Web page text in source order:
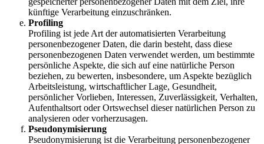
künftige Verarbeitung einzuschränken.
Profiling
Profiling ist jede Art der automatisierten Verarbeitung
personenbezogener Daten, die darin besteht, dass diese
personenbezogenen Daten verwendet werden, um bestimmte
persönliche Aspekte, die sich auf eine natürliche Person
beziehen, zu bewerten, insbesondere, um Aspekte bezüglich
Arbeitsleistung, wirtschaftlicher Lage, Gesundheit,
persönlicher Vorlieben, Interessen, Zuverlässigkeit, Verhalten,
Aufenthaltsort oder Ortswechsel dieser natürlichen Person zu
analysieren oder vorherzusagen.
Pseudonymisierung
Pseudonymisierung ist die Verarbeitung personenbezogener